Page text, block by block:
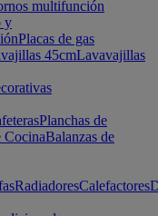
multifunción
y
Placas de gas
45cmLavavajillas
Planchas de
CocinaBalanzas de
RadiadoresCalefactores